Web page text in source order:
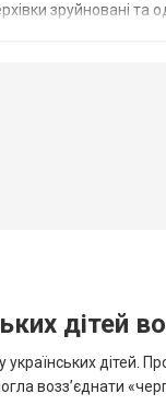
зруйновані
дітей
дітей.
возз’єднати